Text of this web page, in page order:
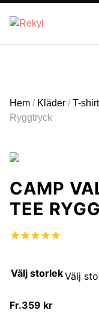
FULLT TRYCK I
Hem / Kläder / T-
Ryggtryck
CAMP
TEE
Välj storlekVälj
Fr.359 kr